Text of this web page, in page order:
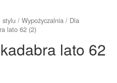
stylu / Wypożyczalnia / Dla
lato 62 (2)
lato 62